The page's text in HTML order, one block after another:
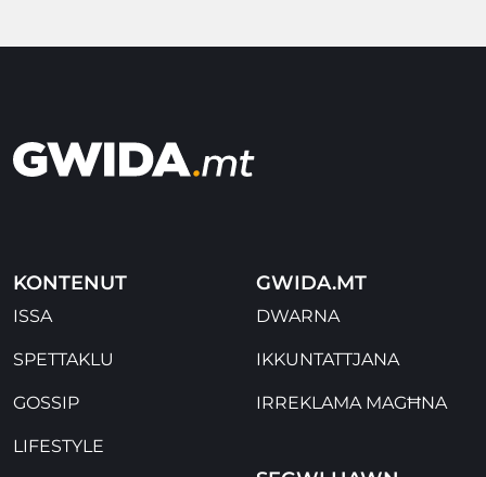
KONTENUT
ISSA
SPETTAKLU
GOSSIP
LIFESTYLE
GWIDA.MT
DWARNA
IKKUNTATTJANA
IRREKLAMA MAGĦNA